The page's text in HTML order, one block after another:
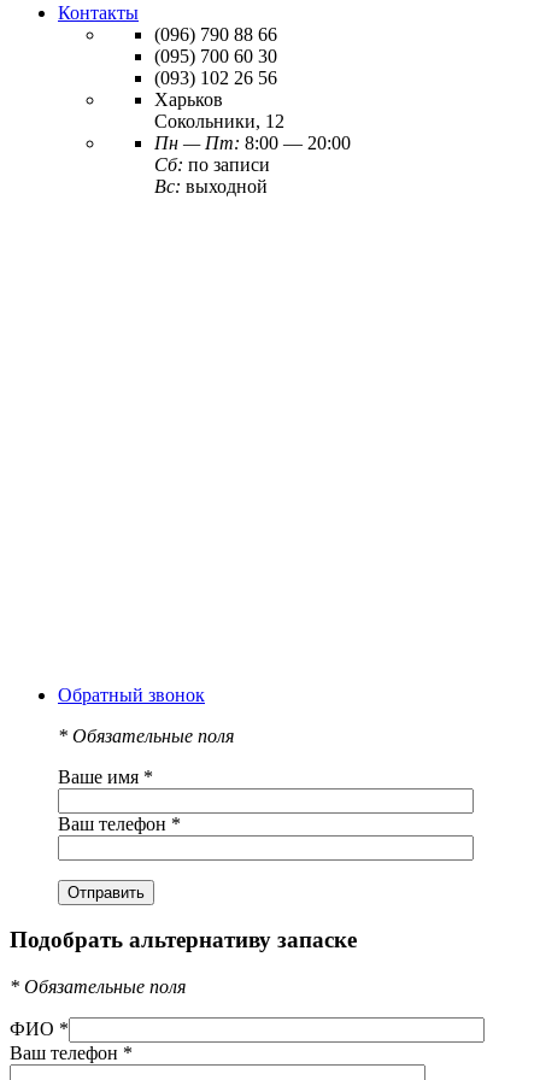
Контакты
(096) 790 88 66
(095) 700 60 30
(093) 102 26 56
Харьков
Сокольники, 12
Пн — Пт: 8:00 — 20:00
Сб: по записи
Вс: выходной
Обратный звонок
* Обязательные поля
Ваше имя *
Ваш телефон *
Подобрать альтернативу запаске
* Обязательные поля
ФИО *
Ваш телефон *